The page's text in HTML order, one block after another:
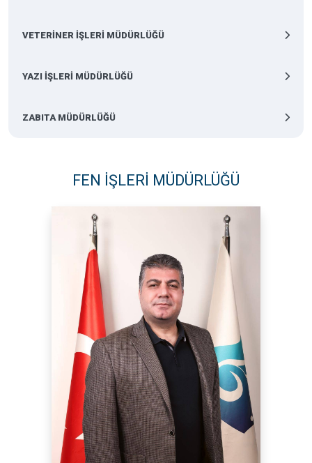
VETERİNER İŞLERİ MÜDÜRLÜĞÜ
YAZI İŞLERİ MÜDÜRLÜĞÜ
ZABITA MÜDÜRLÜĞÜ
FEN İŞLERİ MÜDÜRLÜĞÜ